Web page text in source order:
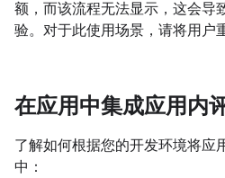
额，而该流程无法显示，这会导
验。对于此使用场景，请将用户
在应用中集成应用内
了解如何根据您的开发环境将应
中：